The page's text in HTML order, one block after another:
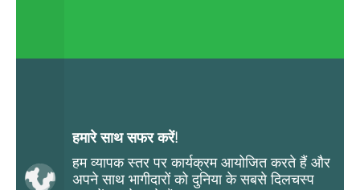
हमारे साथ सफर करें!
हम व्यापक स्तर पर कार्यक्रम आयोजित करते हैं और
अपने साथ भागीदारों को दुनिया के सबसे दिलचस्प